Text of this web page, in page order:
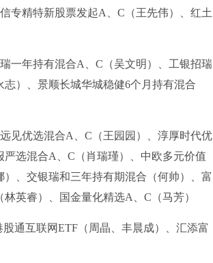
专精特新股票发起A、C（王先伟）、红土
一年持有混合A、C（吴文明）、工银招瑞
）、景顺长城华城稳健6个月持有混合
见优选混合A、C（王园园）、淳厚时代优
选混合A、C（肖瑞瑾）、中欧多元价值
、交银瑞和三年持有期混合（何帅）、富
英睿）、国金量化精选A、C（马芳）
通互联网ETF（周晶、丰晨成）、汇添富